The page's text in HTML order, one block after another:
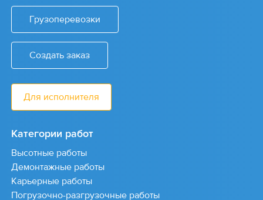
Грузоперевозки
Создать заказ
Для исполнителя
Категории работ
Высотные работы
Демонтажные работы
Карьерные работы
Погрузочно-разгрузочные работы